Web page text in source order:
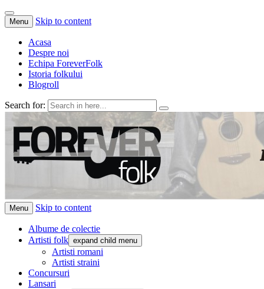
Menu Skip to content
Acasa
Despre noi
Echipa ForeverFolk
Istoria folkului
Blogroll
Search for:
ForeverFolk
Muzica sufletului tau
Menu Skip to content
Albume de colectie
Artisti folk expand child menu
Artisti romani
Artisti straini
Concursuri
Lansari